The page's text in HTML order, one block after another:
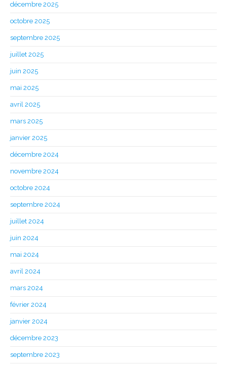
décembre 2025
octobre 2025
septembre 2025
juillet 2025
juin 2025
mai 2025
avril 2025
mars 2025
janvier 2025
décembre 2024
novembre 2024
octobre 2024
septembre 2024
juillet 2024
juin 2024
mai 2024
avril 2024
mars 2024
février 2024
janvier 2024
décembre 2023
septembre 2023